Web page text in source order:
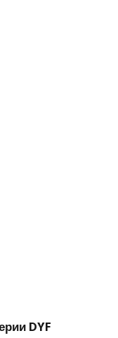
DYF